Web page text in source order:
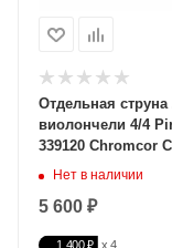
Отдельная
виолончели 4/4
339120 Chromcor
Нет в наличии
5 600 ₽
1 400 ₽